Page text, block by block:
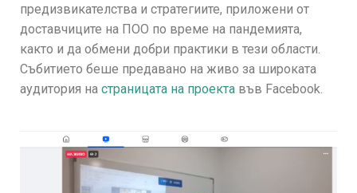
предизвикателства и стратегиите, приложени от
доставчиците на ПОО по време на пандемията,
както и да обмени добри практики в тези области.
Събитието беше предавано на живо за широката
аудитория на страницата на проекта във Facebook.